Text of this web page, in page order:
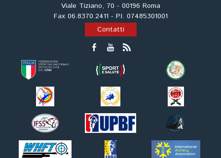
Viale Tiziano, 70 - 00196 Roma
Fax 06.8370.2411 - P.I. 07485301001
Contatti
Paintball
Softair
Cinofilia Sportiva
Agility
DiscDog
Dog Balance
Dog Trail